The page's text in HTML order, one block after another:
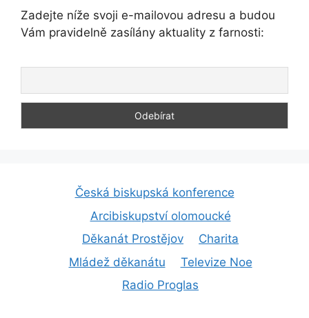
Zadejte níže svoji e-mailovou adresu a budou
Vám pravidelně zasílány aktuality z farnosti:
Česká biskupská konference
Arcibiskupství olomoucké
Děkanát Prostějov
Charita
Mládež děkanátu
Televize Noe
Radio Proglas